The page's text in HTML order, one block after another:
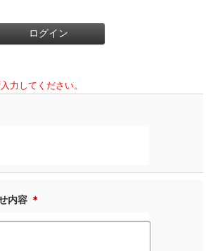
力してください。
内容 ＊